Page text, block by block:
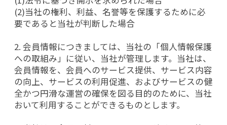
(2)当社の権利、利益、名誉等を保護するために必
要であると当社が判断した場合
2. 会員情報につきましては、当社の「個人情報保護
への取組み」に従い、当社が管理します。当社は、
会員情報を、会員へのサービス提供、サービス内容
の向上、サービスの利用促進、およびサービスの健
全かつ円滑な運営の確保を図る目的のために、当社
おいて利用することができるものとします。